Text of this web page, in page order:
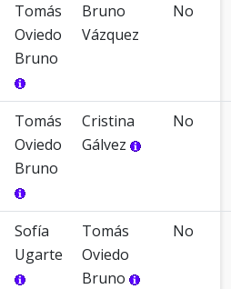
Tomás
Oviedo
Bruno
Bruno
Vázquez
No
Tomás
Oviedo
Bruno
Cristina
Gálvez
No
Sofía
Ugarte
Tomás
Oviedo
Bruno
No